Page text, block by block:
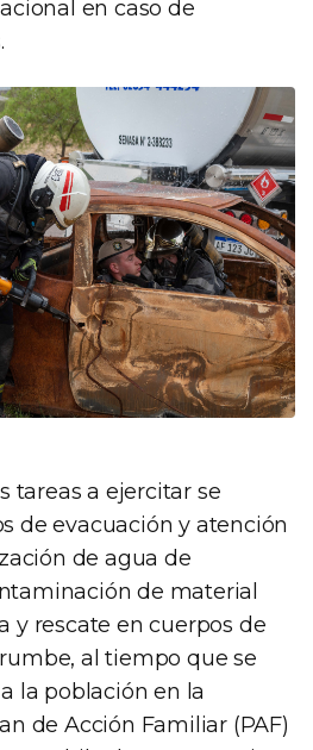
en caso de
tareas a ejercitar se
de evacuación y atención
de agua de
de material
y rescate en cuerpos de
al tiempo que se
la población en la
de Acción Familiar (PAF)